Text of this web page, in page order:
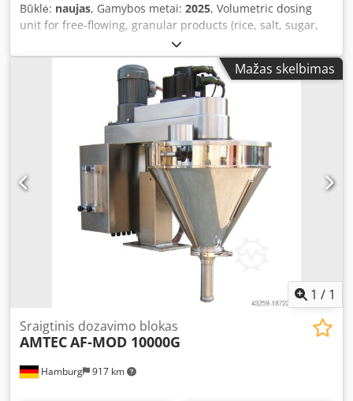
Būklė: naujas, Gamybos metai: 2025, Volumetric dosing
unit for free-flowing, granular products (rice, salt, sugar,
etc.). - Specifications: Dosing range: 100–5000 ml; Hopper
capacity: 120 L; Number of dosing cups: Based on your
product and desired fill volumes, we will select a suitable
cup configuration for you (single or multi-head). Please
note that our new prices are often below the usual prices
for used units. Simply send us an inquiry and let us know
your packaging requirements. - We usually have 30–50
different new machines available from stock for immediate
delivery. For machines manufactured to customer
specifications, we offer very short lead times starting from
approx. 3 weeks. - All machines are available with a full
warranty. Dsdpev Nnlzjfx Af Eeck
Mažas skelbimas
1 / 1
Hamburg 917 km
Sraigtinis dozavimo blokas
AMTECAF-MOD 10000G